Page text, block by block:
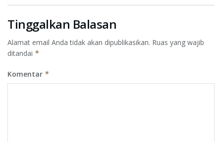
Tinggalkan Balasan
Alamat email Anda tidak akan dipublikasikan. Ruas yang wajib
ditandai *
Komentar *